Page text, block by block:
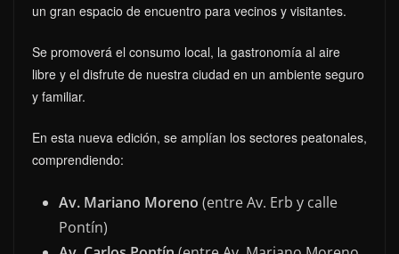
un gran espacio de encuentro para vecinos y visitantes.
Se promoverá el consumo local, la gastronomía al aire
libre y el disfrute de nuestra ciudad en un ambiente seguro
y familiar.
En esta nueva edición, se amplían los sectores peatonales,
comprendiendo:
Av. Mariano Moreno (entre Av. Erb y calle
Pontín)